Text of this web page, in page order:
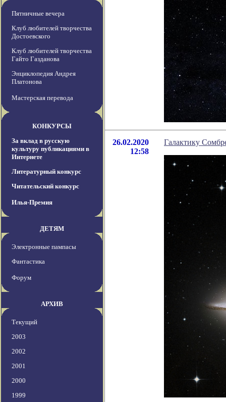
Пятничные вечера
Клуб любителей творчества
Достоевского
Клуб любителей творчества
Гайто Газданова
Энциклопедия Андрея
Платонова
Мастерская перевода
КОНКУРСЫ
За вклад в русскую
культуру публикациями в
Интернете
Литературный конкурс
Читательский конкурс
Илья-Премия
ДЕТЯМ
Электронные пампасы
Фантастика
Форум
АРХИВ
Текущий
2003
2002
2001
2000
1999
26.02.2020
12:58
Галактику